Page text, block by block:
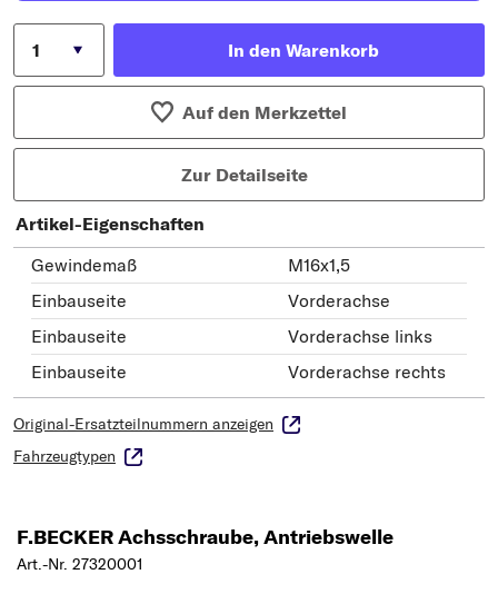
In den Warenkorb
Auf den Merkzettel
Zur Detailseite
Artikel-Eigenschaften
Gewindemaß
M16x1,5
Einbauseite
Vorderachse
Einbauseite
Vorderachse links
Einbauseite
Vorderachse rechts
Original-Ersatzteilnummern anzeigen
Fahrzeugtypen
F.BECKER Achsschraube, Antriebswelle
Art.-Nr. 27320001